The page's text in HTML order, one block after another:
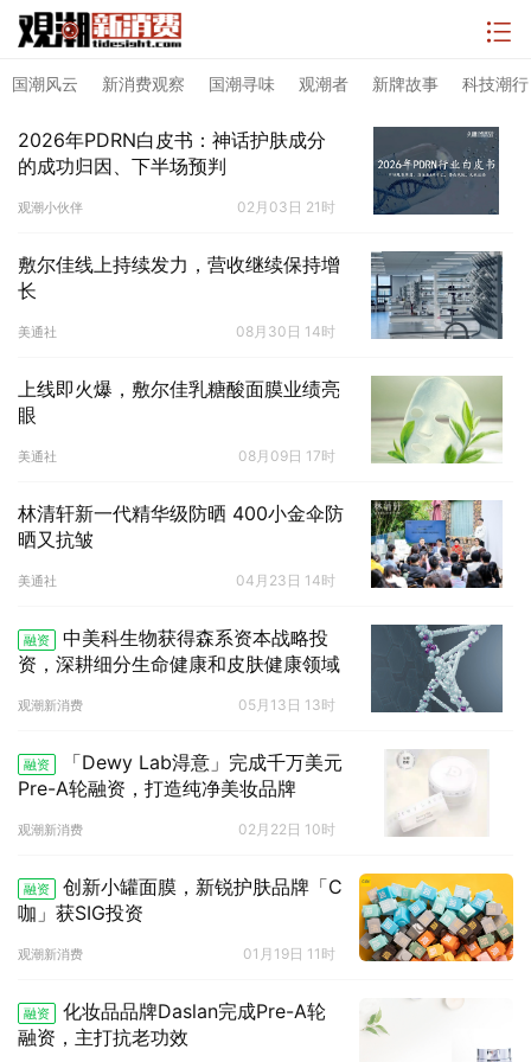
国潮风云 新消费观察 国潮寻味 观潮者 新牌故事 科技潮行
2026年PDRN白皮书：神话护肤成分
的成功归因、下半场预判
观潮小伙伴 02月03日 21时
敷尔佳线上持续发力，营收继续保持增
长
美通社 08月30日 14时
上线即火爆，敷尔佳乳糖酸面膜业绩亮
眼
美通社 08月09日 17时
林清轩新一代精华级防晒 400小金伞防
晒又抗皱
美通社 04月23日 14时
融资
中美科生物获得森系资本战略投
资，深耕细分生命健康和皮肤健康领域
观潮新消费 05月13日 13时
融资
「Dewy Lab淂意」完成千万美元
Pre-A轮融资，打造纯净美妆品牌
观潮新消费 02月22日 10时
融资
创新小罐面膜，新锐护肤品牌「C
咖」获SIG投资
观潮新消费 01月19日 11时
融资
化妆品品牌Daslan完成Pre-A轮
融资，主打抗老功效